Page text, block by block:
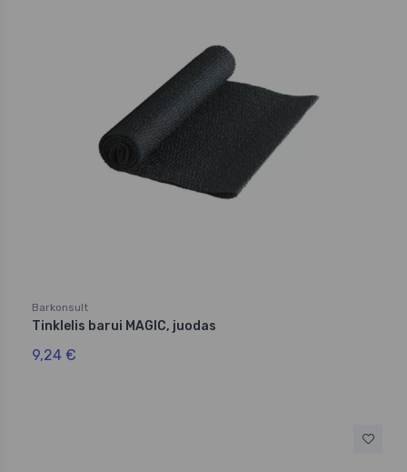
Barkonsult
Tinklelis barui MAGIC, juodas
9,24 €